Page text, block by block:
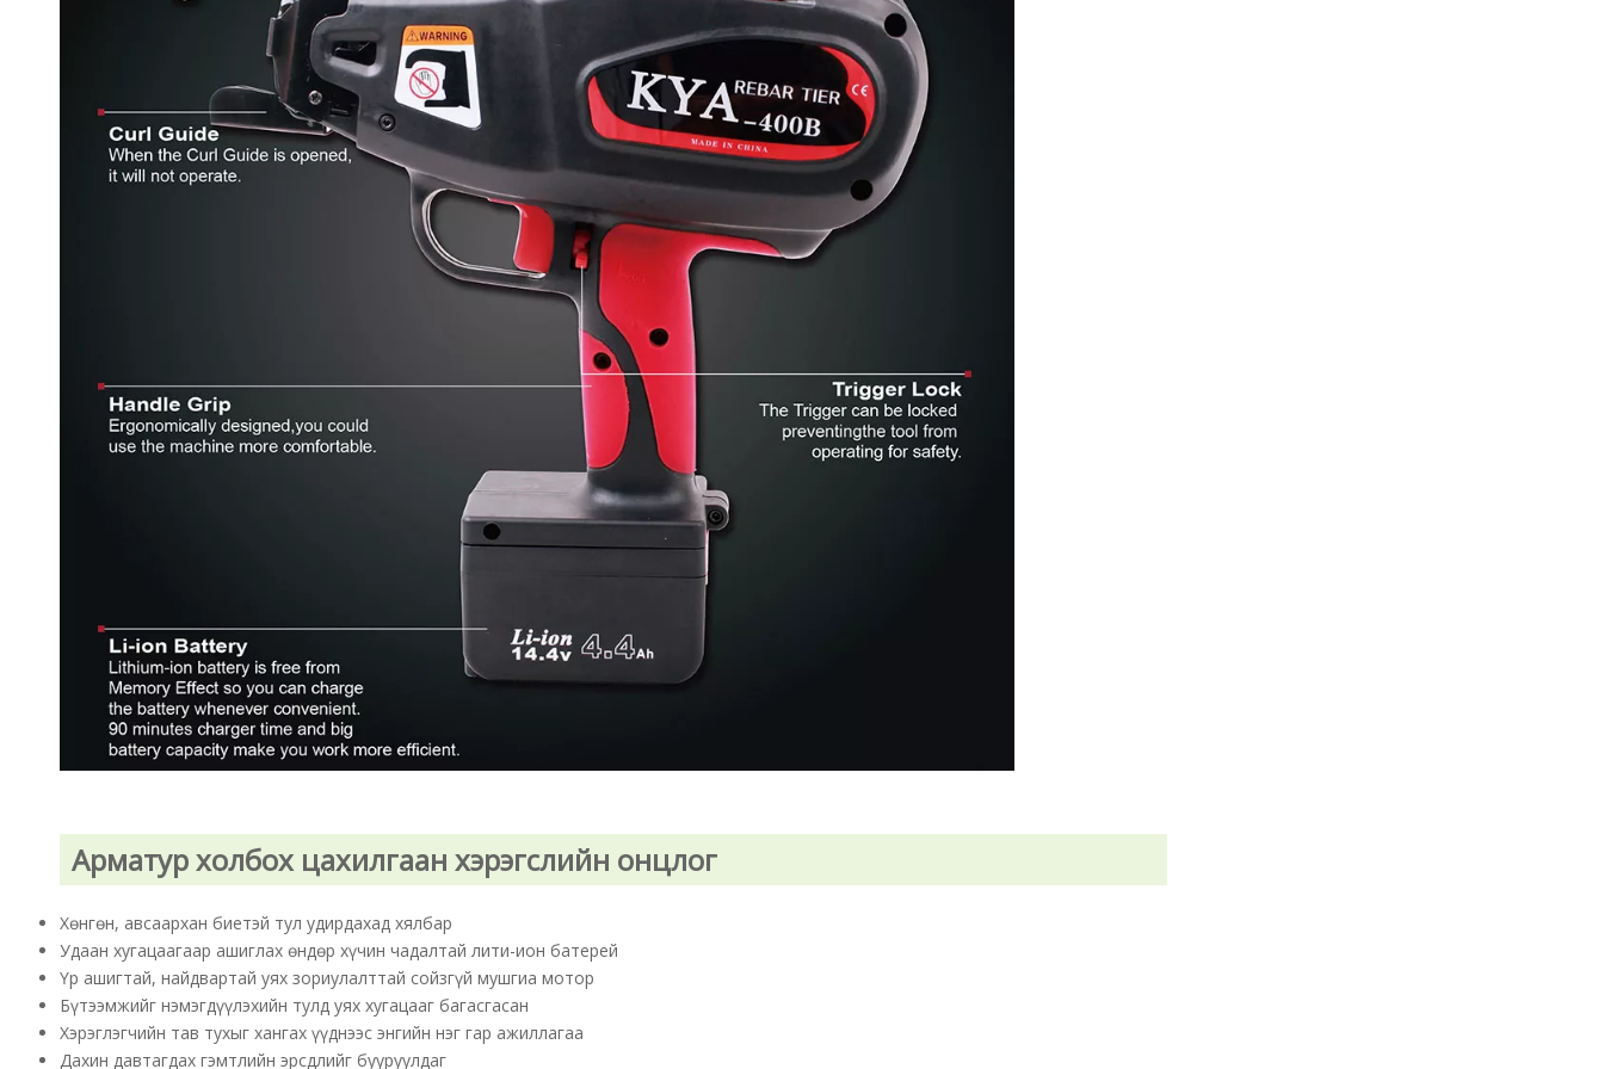
Арматур холбох цахилгаан хэрэгслийн онцлог
Хөнгөн, авсаархан биетэй тул удирдахад хялбар
Удаан хугацаагаар ашиглах өндөр хүчин чадалтай лити-ион батерей
Үр ашигтай, найдвартай уях зориулалттай сойзгүй мушгиа мотор
Бүтээмжийг нэмэгдүүлэхийн тулд уях хугацааг багасгасан
Хэрэглэгчийн тав тухыг хангах үүднээс энгийн нэг гар ажиллагаа
Дахин давтагдах гэмтлийн эрсдлийг бууруулдаг